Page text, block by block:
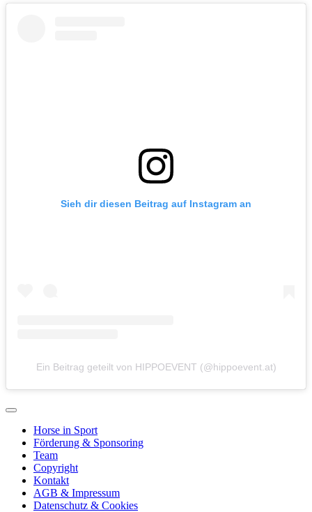
Sieh dir diesen Beitrag auf Instagram an
Ein Beitrag geteilt von HIPPOEVENT (@hippoevent.at)
Horse in Sport
Förderung & Sponsoring
Team
Copyright
Kontakt
AGB & Impressum
Datenschutz & Cookies